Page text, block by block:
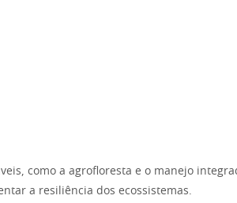
como a agrofloresta e o manejo
a resiliência dos ecossistemas.